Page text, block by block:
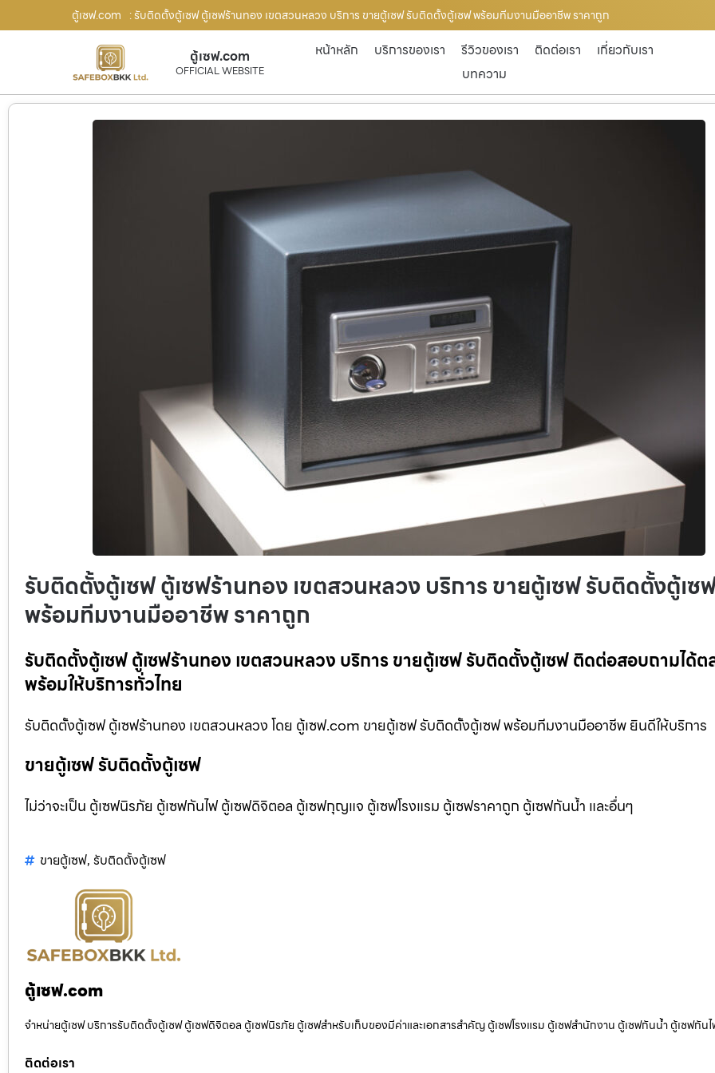
ตู้เซฟ.com : รับติดตั้งตู้เซฟ ตู้เซฟร้านทอง เขตสวนหลวง บริการ ขายตู้เซฟ รับติดตั้งตู้เซฟ พร้อมทีมงานมืออาชีพ ราคาถูก
ตู้เซฟ.com
OFFICIAL WEBSITE
หน้าหลัก บริการของเรา รีวิวของเรา ติดต่อเรา
เกี่ยวกับเรา
บทความ
รับติดตั้งตู้เซฟ ตู้เซฟร้านทอง เขตสวนหลวง บริการ ขายตู้เซฟ รับติดตั้งตู้เซ
พร้อมทีมงานมืออาชีพ ราคาถูก
รับติดตั้งตู้เซฟ ตู้เซฟร้านทอง เขตสวนหลวง บริการ ขายตู้เซฟ รับติดตั้งตู้เซฟ ติดต่อสอบถามได้
พร้อมให้บริการทั่วไทย
รับติดตั้งตู้เซฟ ตู้เซฟร้านทอง เขตสวนหลวง โดย ตู้เซฟ.com ขายตู้เซฟ รับติดตั้งตู้เซฟ พร้อมทีมงานมืออาชีพ ยินดีให้บริการ
ขายตู้เซฟ รับติดตั้งตู้เซฟ
ไม่ว่าจะเป็น ตู้เซฟนิรภัย ตู้เซฟกันไฟ ตู้เซฟดิจิตอล ตู้เซฟกุญแจ ตู้เซฟโรงแรม ตู้เซฟราคาถูก ตู้เซฟกันน้ำ และอื่นๆ
ขายตู้เซฟ, รับติดตั้งตู้เซฟ
ตู้เซฟ.com
จำหน่ายตู้เซฟ บริการรับติดตั้งตู้เซฟ ตู้เซฟดิจิตอล ตู้เซฟนิรภัย ตู้เซฟสำหรับเก็บของมีค่าและเอกสารสำคัญ ตู้เซฟโรงแรม ตู้เซฟสำนักงาน ตู้เซฟกันน้ำ ตู้เซฟกัน
ติดต่อเรา